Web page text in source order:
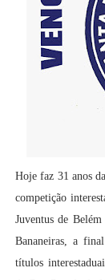
Hoje faz 31 anos
competição
Juventus de
Bananeiras, a
títulos